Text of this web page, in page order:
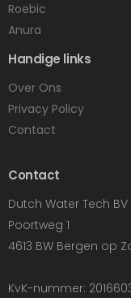
Roebic
Anura
Handige links
Over Ons
Privacy Policy
Contact
Contact
Dutch Water Tech BV
Poortweg 1
4613 BW Bergen op
KvK-nummer: